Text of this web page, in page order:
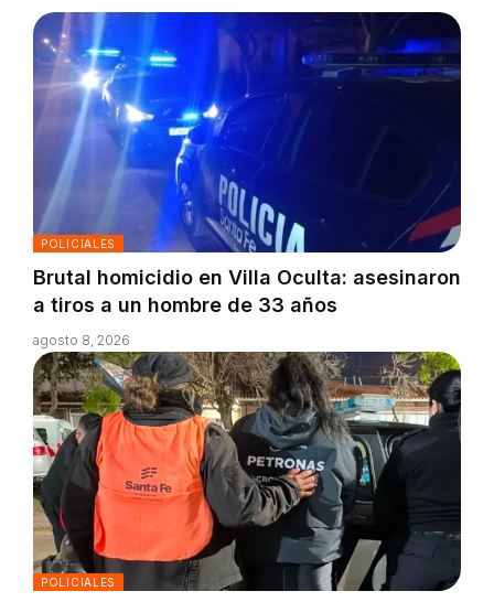
POLICIALES
Brutal homicidio en Villa Oculta: asesinaron
a tiros a un hombre de 33 años
agosto 8, 2026
POLICIALES